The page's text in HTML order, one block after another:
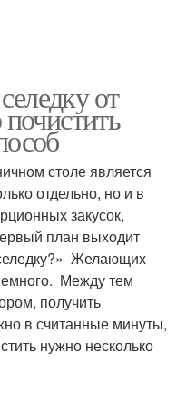
от
столе является
отдельно, но и в
закусок,
план выходит
Желающих
Между тем
получить
в считанные минуты,
нужно несколько